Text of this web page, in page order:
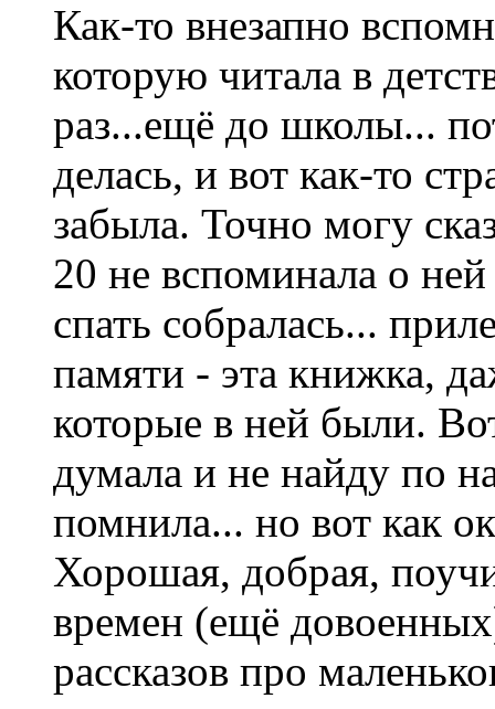
Как-то внезапно
которую читала в
раз...ещё до школы...
делась, и вот как-то
забыла. Точно могу
20 не вспоминала о
спать собралась...
памяти - эта книжка,
которые в ней были.
думала и не найду по
помнила... но вот как
Хорошая, добрая,
времен (ещё
рассказов про